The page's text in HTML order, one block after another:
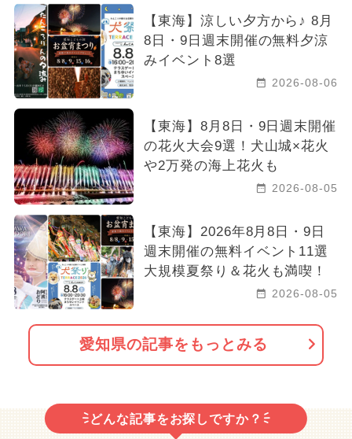
【東海】涼しい夕方から♪ 8月
8日・9日週末開催の無料夕涼
みイベント8選
2026-08-06
【東海】8月8日・9日週末開催
の花火大会9選！犬山城×花火
や2万発の海上花火も
2026-08-05
【東海】2026年8月8日・9日
週末開催の無料イベント11選
大規模夏祭り＆花火も満喫！
2026-08-05
愛知県の記事をもっとみる
どんな記事をお探しですか？